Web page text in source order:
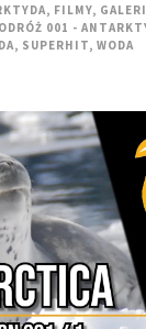
, FILMY,
001 -
, SUPERHIT, WODA